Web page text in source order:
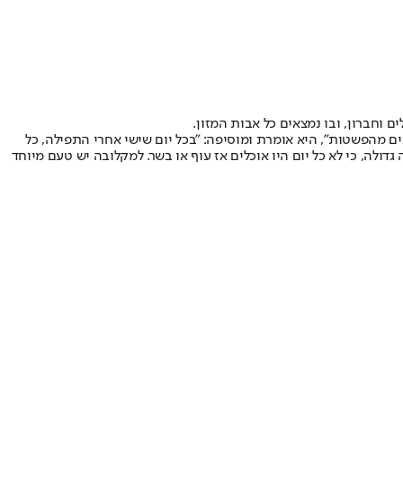
ובו נמצאים כל אבות המזון.
מהפשטות", היא אומרת ומוסיפה: "בכל יום שישי אחרי התפילה, כל
כי לא כל יום היו אוכלים אז עוף או בשר. למקלובה יש טעם מיוחד